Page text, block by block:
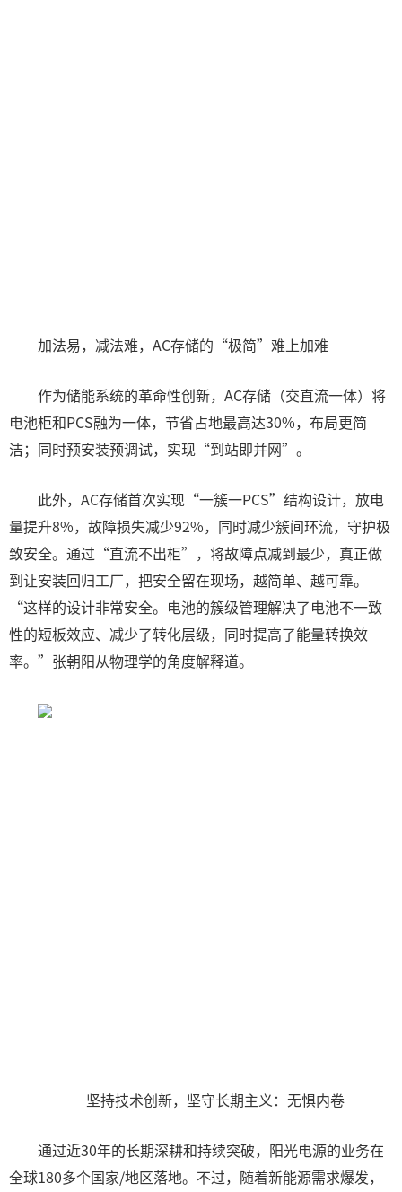
加法易，减法难，AC存储的“极简”难上加难
作为储能系统的革命性创新，AC存储（交直流一体）将
电池柜和PCS融为一体，节省占地最高达30%，布局更简
洁；同时预安装预调试，实现“到站即并网”。
此外，AC存储首次实现“一簇一PCS”结构设计，放电
量提升8%，故障损失减少92%，同时减少簇间环流，守护极
致安全。通过“直流不出柜”，将故障点减到最少，真正做
到让安装回归工厂，把安全留在现场，越简单、越可靠。
“这样的设计非常安全。电池的簇级管理解决了电池不一致
性的短板效应、减少了转化层级，同时提高了能量转换效
率。”张朝阳从物理学的角度解释道。
坚持技术创新，坚守长期主义：无惧内卷
通过近30年的长期深耕和持续突破，阳光电源的业务在
全球180多个国家/地区落地。不过，随着新能源需求爆发，